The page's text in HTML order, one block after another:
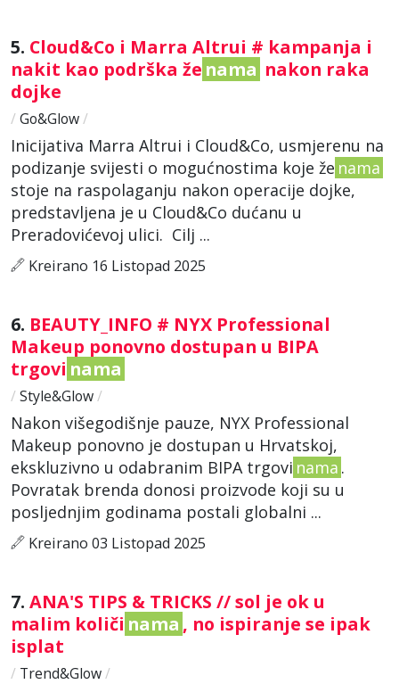
5. Cloud&Co i Marra Altrui # kampanja i
nakit kao podrška že nama nakon raka
dojke
/ Go&Glow/
Inicijativa Marra Altrui i Cloud&Co, usmjerenu na
podizanje svijesti o mogućnostima koje že nama
stoje na raspolaganju nakon operacije dojke,
predstavljena je u Cloud&Co dućanu u
Preradovićevoj ulici. Cilj ...
Kreirano 16 Listopad 2025
6. BEAUTY_INFO # NYX Professional
Makeup ponovno dostupan u BIPA
trgovi nama
/ Style&Glow/
Nakon višegodišnje pauze, NYX Professional
Makeup ponovno je dostupan u Hrvatskoj,
ekskluzivno u odabranim BIPA trgovi nama .
Povratak brenda donosi proizvode koji su u
posljednjim godinama postali globalni ...
Kreirano 03 Listopad 2025
7. ANA'S TIPS & TRICKS // sol je ok u
malim količi nama , no ispiranje se ipak
isplat
/ Trend&Glow/